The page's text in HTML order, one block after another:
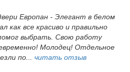
Европан - Элегант в белом
как все красиво и правильно
выбрать. Свою работу
Молодец! Отдельное
по... читать отзыв